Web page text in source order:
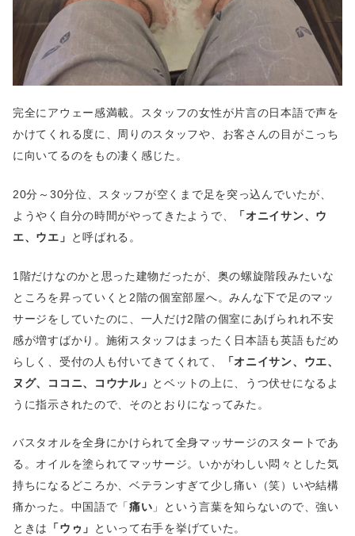
完全にアウェー感満載。スタッフの女性が片言の日本語で声を
かけてくれる度に、周りのスタッフや、お客さんの目がこっち
に向いてるのをもの凄く感じた。
20分～30分位、スタッフが空くまで足を突っ込んでいたが、
ようやく自分の時間がやってきたようで、
「オニイサン、ウ
エ、ウエ」
と呼ばれる。
1階だけなのかと思った建物だったが、奥の螺旋階段みたいな
ところを昇っていくと2階の個室部屋へ。みんな下で足のマッ
サージをしていたのに、一人だけ2階の個室にあげられれ不安
感が増すばかり。施術スタッフはまったく日本語も英語もだめ
らしく、受付の人も付いてきてくれて、
「オニイサン、ウエ、
ヌグ、ココニ、コウナル」 とベットの上に、うつ伏せになるよ
うに指示されたので、そのとおりになってみた。
バスタオルを全身にかけられて全身マッサージのスタートであ
る。オイルを塗られてマッサージ。いかがわしい悶々とした気
持ちになるどころか、ベテランすぎて少し痛い（笑）いや結構
痛かった。中国語で「痛い 」という言葉を知らないので、強い
ときは
「ウゥ」 といって右手を挙げていた。